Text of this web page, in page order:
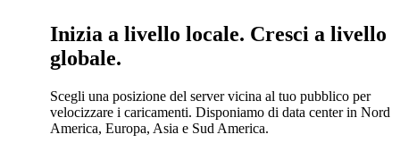
Inizia a livello locale. Cresci a livello
globale.
Scegli una posizione del server vicina al tuo pubblico per
velocizzare i caricamenti. Disponiamo di data center in Nord
America, Europa, Asia e Sud America.